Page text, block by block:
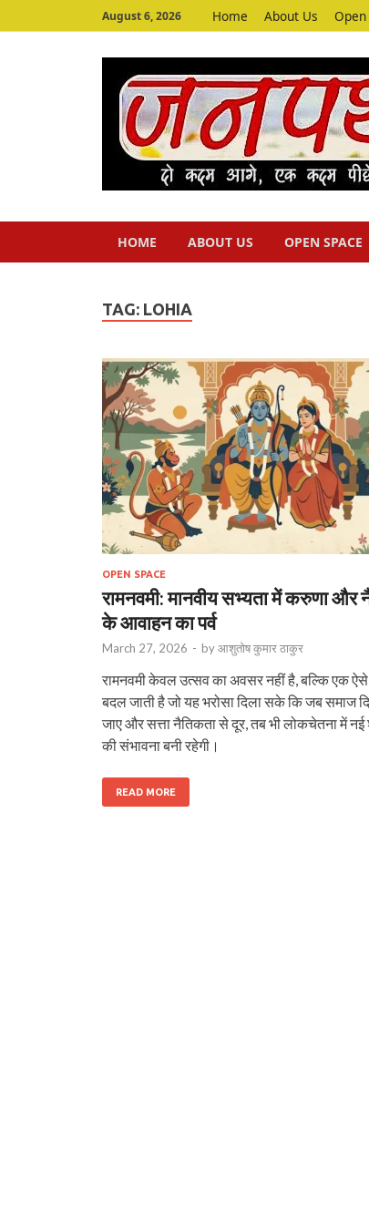
August 6, 2026 Home About Us Open
HOME ABOUT US OPEN SPACE
TAG: LOHIA
OPEN SPACE
रामनवमी: मानवीय सभ्यता में करुणा और
के आवाहन का पर्व
March 27, 2026 - byआशुतोष कुमार ठाकुर
रामनवमी केवल उत्सव का अवसर नहीं है, बल्कि एक
बदल जाती है जो यह भरोसा दिला सके कि जब समाज
जाए और सत्ता नैतिकता से दूर, तब भी लोकचेतना में
की संभावना बनी रहेगी।
READ MORE